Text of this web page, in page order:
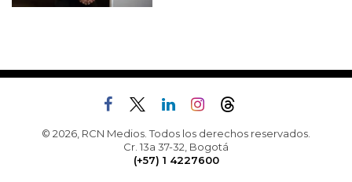
© 2026, RCN Medios. Todos los derechos reservados.
Cr. 13a 37-32, Bogotá
(+57) 1 4227600